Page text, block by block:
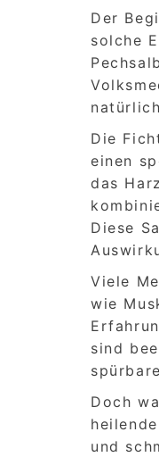
Der
solche
Die
einen
das
Diese
Viele
wie
sind
Doch
und